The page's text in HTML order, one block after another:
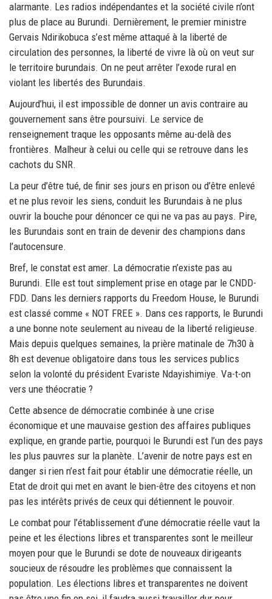
alarmante. Les radios indépendantes et la société civile n’ont
plus de place au Burundi. Dernièrement, le premier ministre
Gervais Ndirikobuca s’est même attaqué à la liberté de
circulation des personnes, la liberté de vivre là où on veut sur
le territoire burundais. On ne peut arrêter l’exode rural en
violant les libertés des Burundais.
Aujourd’hui, il est impossible de donner un avis contraire au
gouvernement sans être poursuivi. Le service de
renseignement traque les opposants même au-delà des
frontières. Malheur à celui ou celle qui se retrouve dans les
cachots du SNR.
La peur d’être tué, de finir ses jours en prison ou d’être enlevé
et ne plus revoir les siens, conduit les Burundais à ne plus
ouvrir la bouche pour dénoncer ce qui ne va pas au pays. Pire,
les Burundais sont en train de devenir des champions dans
l’autocensure.
Bref, le constat est amer. La démocratie n’existe pas au
Burundi. Elle est tout simplement prise en otage par le CNDD-
FDD. Dans les derniers rapports du Freedom House, le Burundi
est classé comme « NOT FREE ». Dans ces rapports, le Burundi
a une bonne note seulement au niveau de la liberté religieuse.
Mais depuis quelques semaines, la prière matinale de 7h30 à
8h est devenue obligatoire dans tous les services publics
selon la volonté du président Evariste Ndayishimiye. Va-t-on
vers une théocratie ?
Cette absence de démocratie combinée à une crise
économique et une mauvaise gestion des affaires publiques
explique, en grande partie, pourquoi le Burundi est l’un des pays
les plus pauvres sur la planète. L’avenir de notre pays est en
danger si rien n’est fait pour établir une démocratie réelle, un
Etat de droit qui met en avant le bien-être des citoyens et non
pas les intérêts privés de ceux qui détiennent le pouvoir.
Le combat pour l’établissement d’une démocratie réelle vaut la
peine et les élections libres et transparentes sont le meilleur
moyen pour que le Burundi se dote de nouveaux dirigeants
soucieux de résoudre les problèmes que connaissent la
population. Les élections libres et transparentes ne doivent